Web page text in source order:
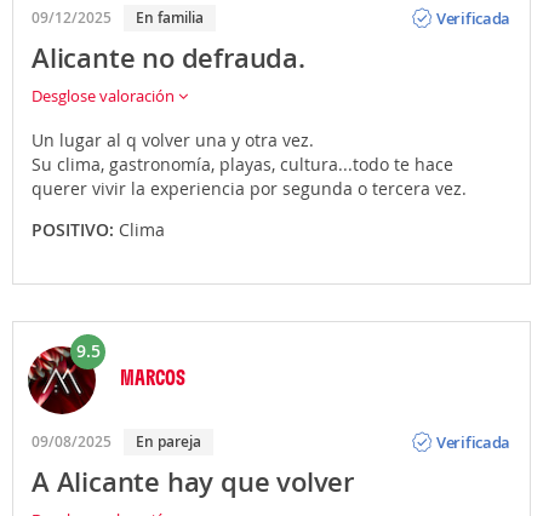
09/12/2025 En familia
Verificada
Alicante no defrauda.
Desglose valoración
Un lugar al q volver una y otra vez.
Su clima, gastronomía, playas, cultura...todo te hace
querer vivir la experiencia por segunda o tercera vez.
POSITIVO: Clima
9.5
MARCOS
09/08/2025 En pareja
Verificada
A Alicante hay que volver